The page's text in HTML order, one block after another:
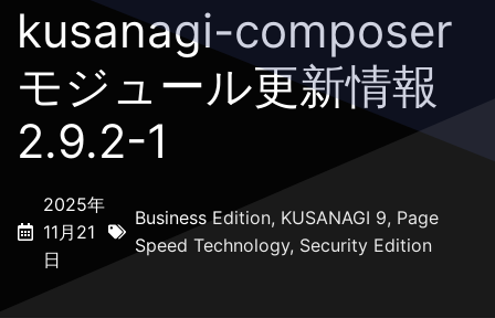
ー
kusanagi-composer
モジュール更新情報
2.9.2-1
2025年
11月21
日
Business Edition, KUSANAGI 9, Page
Speed Technology, Security Edition